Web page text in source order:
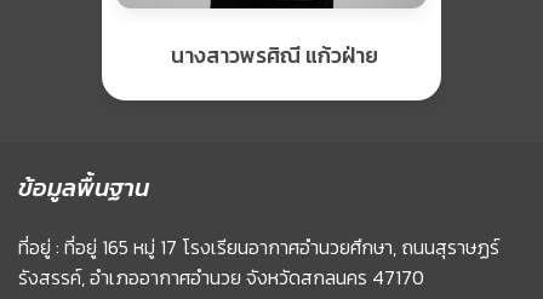
นางสาวพรศิณี แก้วฝ่าย
ข้อมูลพื้นฐาน
ที่อยู่ : ที่อยู่ 165 หมู่ 17 โรงเรียนอากาศอำนวยศึกษา, ถนนสุราษฏร์
รังสรรค์, อำเภออากาศอำนวย จังหวัดสกลนคร 47170